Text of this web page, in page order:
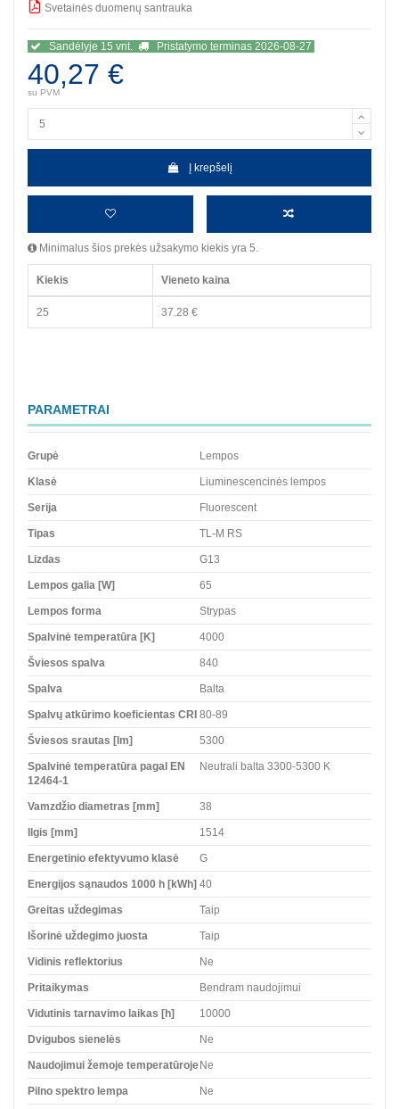
Svetainės duomenų santrauka
Sandėlyje 15 vnt. Pristatymo terminas 2026-08-27
40,27 €
su PVM
Į krepšelį
Minimalus šios prekės užsakymo kiekis yra 5.
Kiekis Vieneto kaina
25 37.28 €
PARAMETRAI
Grupė Lempos
Klasė Liuminescencinės lempos
Serija Fluorescent
Tipas TL-M RS
Lizdas G13
Lempos galia [W] 65
Lempos forma Strypas
Spalvinė temperatūra [K] 4000
Šviesos spalva 840
Spalva Balta
Spalvų atkūrimo koeficientas CRI 80-89
Šviesos srautas [lm] 5300
Spalvinė temperatūra pagal EN
12464-1
Neutrali balta 3300-5300 K
Vamzdžio diametras [mm] 38
Ilgis [mm] 1514
Energetinio efektyvumo klasė G
Energijos sąnaudos 1000 h [kWh] 40
Greitas uždegimas Taip
Išorinė uždegimo juosta Taip
Vidinis reflektorius Ne
Pritaikymas Bendram naudojimui
Vidutinis tarnavimo laikas [h] 10000
Dvigubos sienelės Ne
Naudojimui žemoje temperatūrojeNe
Pilno spektro lempa Ne